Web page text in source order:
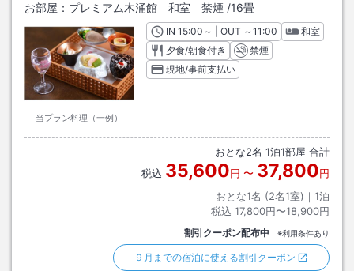
お部屋： プレミアム木涌館 和室 禁煙 /16畳
当プラン料理（一例）
INチェックイン
15:00 ～ | OUT チェックアウト
～11:00
和室
夕食/朝食付き
禁煙
現地/事前支払い
おとな2名 1泊1部屋 合計
税込 35,600円 〜 37,800円
おとな1名 (2名1室)｜ 1泊
税込 17,800円〜18,900円
割引クーポン配布中 ※利用条件あり
９月までの宿泊に使える割引クーポン